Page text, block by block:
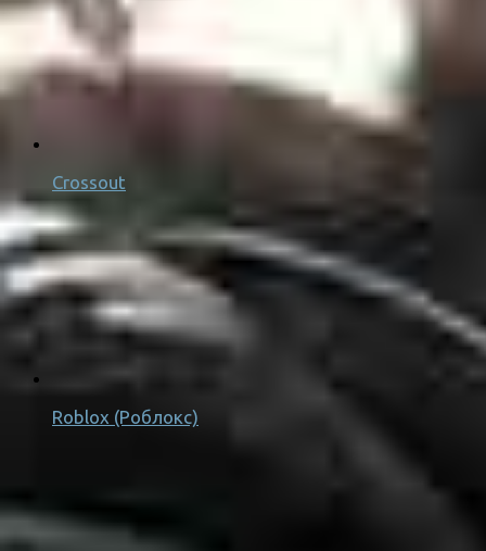
Crossout
Roblox (Роблокс)